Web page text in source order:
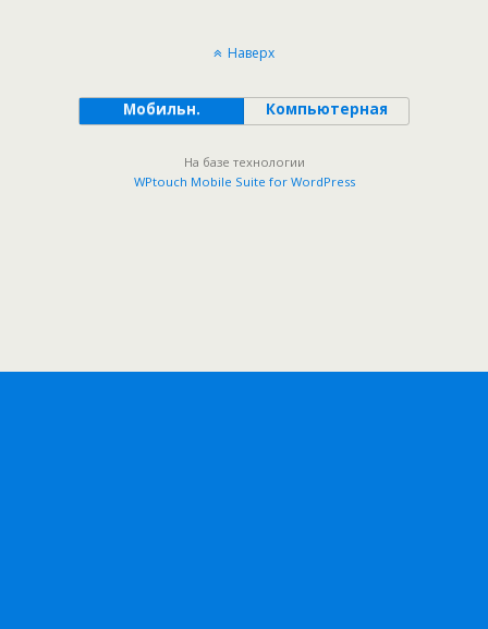
Наверх
Мобильн. Компьютерная
На базе технологии
WPtouch Mobile Suite for WordPress